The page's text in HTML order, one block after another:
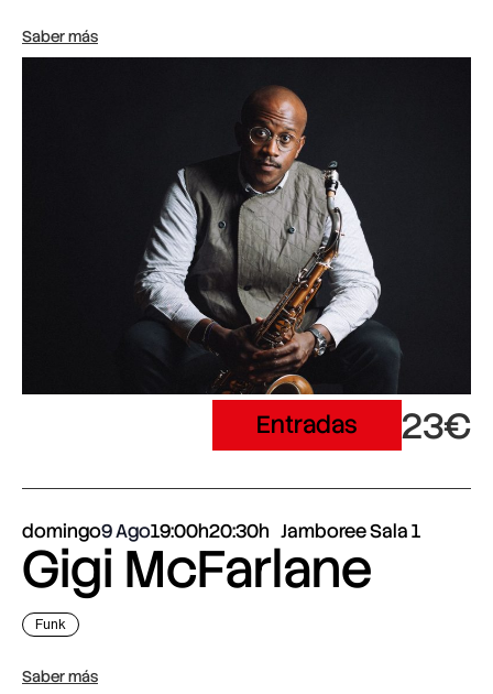
Saber más
Entradas 23€
domingo9 Ago19:00h20:30h Jamboree Sala 1
Gigi McFarlane
Funk
Saber más